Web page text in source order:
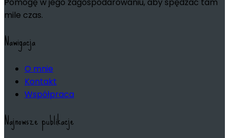
Pomogę w jego zagospodarowaniu, aby spędzać tam
mile czas.
Nawigacja
O mnie
Kontakt
Współpraca
Najnowsze publikacje